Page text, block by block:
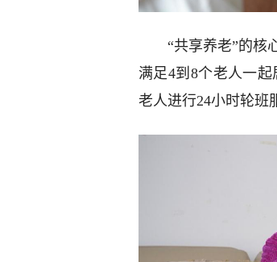
“共享养老”的核
满足4到8个老人一
老人进行24小时轮班